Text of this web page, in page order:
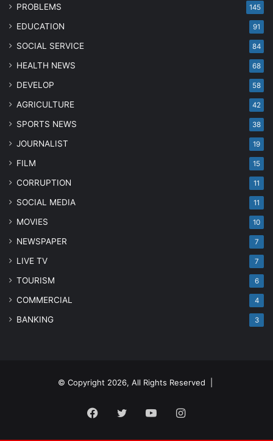
PROBLEMS 145
EDUCATION 91
SOCIAL SERVICE 84
HEALTH NEWS 68
DEVELOP 58
AGRICULTURE 42
SPORTS NEWS 38
JOURNALIST 19
FILM 15
CORRUPTION 11
SOCIAL MEDIA 11
MOVIES 10
NEWSPAPER 7
LIVE TV 7
TOURISM 6
COMMERCIAL 4
BANKING 3
© Copyright 2026, All Rights Reserved |
Facebook
TwitterYouTubeInstagram